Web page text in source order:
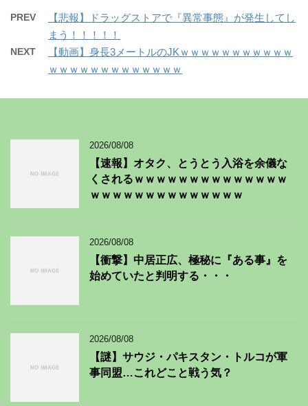
PREV
【悲報】ドラッグストアで『異常事態』が発生してし
まう！！！！！
NEXT
【動画】身長3メートルのJKｗｗｗｗｗｗｗｗｗｗｗ
ｗｗｗｗｗｗｗｗｗｗｗｗｗ
2026/08/08
【速報】オタク、とうとう入浴を余儀な
くされるｗｗｗｗｗｗｗｗｗｗｗｗｗｗ
ｗｗｗｗｗｗｗｗｗｗｗｗｗｗ
2026/08/08
【衝撃】中居正広、極秘に『ある事』を
始めていたと判明する・・・
2026/08/08
【謎】サウジ・パキスタン・トルコが軍
事同盟…これどこと戦う気？